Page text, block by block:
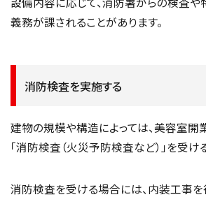
義務が課されることがあります。
消防検査を実施する
建物の規模や構造によっては、美容室開
「消防検査（火災予防検査など）」を受け
消防検査を受ける場合には、内装工事